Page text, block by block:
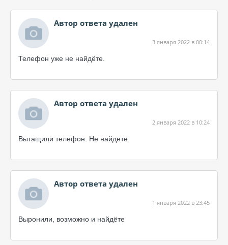
Автор ответа удален
3 января 2022 в 00:14
Телефон уже не найдёте.
Автор ответа удален
2 января 2022 в 10:24
Вытащили телефон. Не найдете.
Автор ответа удален
1 января 2022 в 23:45
Выронили, возможно и найдёте